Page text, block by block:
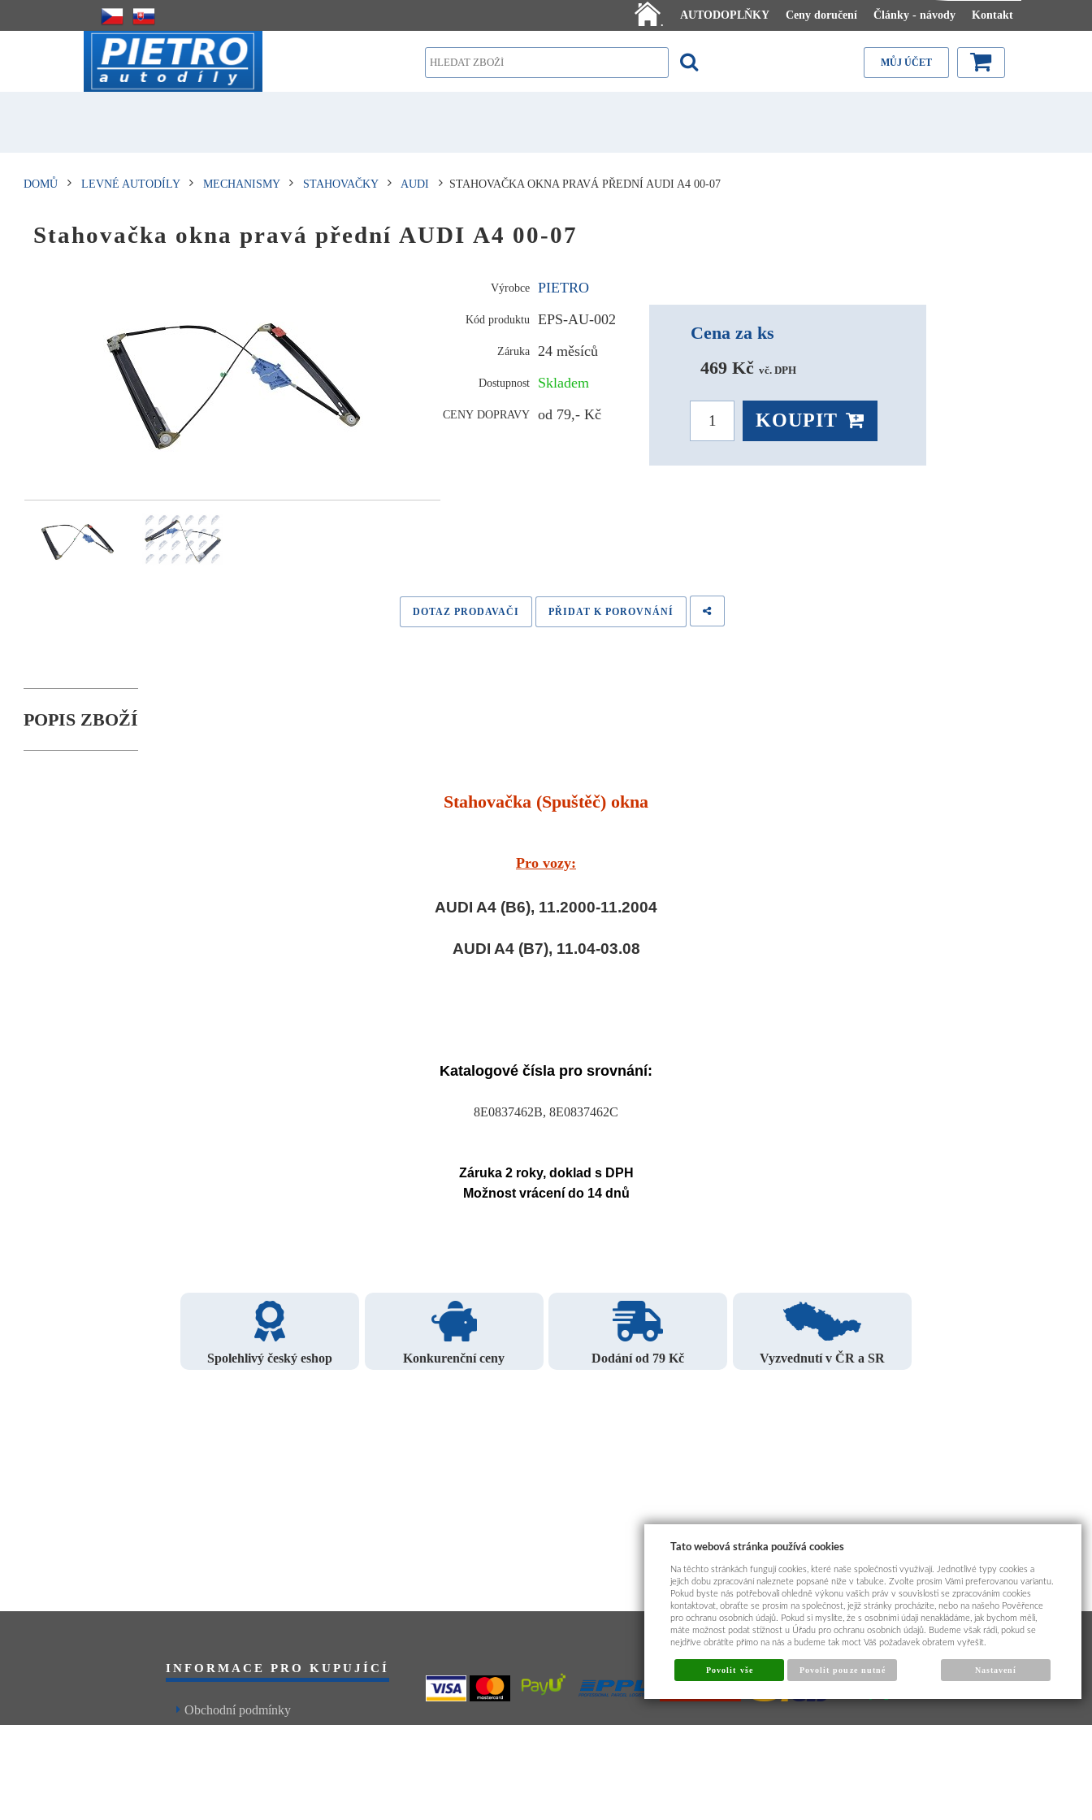
.
AUTODOPLŇKY Ceny doručení Články - návody Kontakt
MŮJ ÚČET
DOMŮ LEVNÉ AUTODÍLY MECHANISMY STAHOVAČKY AUDI STAHOVAČKA OKNA PRAVÁ PŘEDNÍ AUDI A4 00-07
Stahovačka okna pravá přední AUDI A4 00-07
Výrobce PIETRO
Kód produktu EPS-AU-002
Záruka 24 měsíců
Dostupnost Skladem
CENY DOPRAVY od 79,- Kč
Cena za ks
469 Kč vč. DPH
KOUPIT
DOTAZ PRODAVAČI PŘIDAT K POROVNÁNÍ
POPIS ZBOŽÍ
Stahovačka (Spuštěč) okna
Pro vozy:
AUDI A4 (B6), 11.2000-11.2004
AUDI A4 (B7), 11.04-03.08
Katalogové čísla pro srovnání:
8E0837462B, 8E0837462C
Záruka 2 roky, doklad s DPH
Možnost vrácení do 14 dnů
Spolehlivý český eshop Konkurenční ceny Dodání od 79 Kč Vyzvednutí v ČR a SR
INFORMACE PRO KUPUJÍCÍ
Obchodní podmínky
Tato webová stránka používá cookies
Na těchto stránkách fungují cookies, které naše společnosti využívají. Jednotlivé typy cookies a
jejich dobu zpracování naleznete popsané níže v tabulce. Zvolte prosím Vámi preferovanou variantu.
Pokud byste nás potřebovali ohledně výkonu vašich práv v souvislosti se zpracováním cookies
kontaktovat, obraťte se prosím na společnost, jejíž stránky procházíte, nebo na našeho Pověřence
pro ochranu osobních údajů. Pokud si myslíte, že s osobními údaji nenakládáme, jak bychom měli,
máte možnost podat stížnost u Úřadu pro ochranu osobních údajů. Budeme však rádi, pokud se
nejdříve obrátíte přímo na nás a budeme tak moct Váš požadavek obratem vyřešit.
Povolit vše Povolit pouze nutné Nastavení